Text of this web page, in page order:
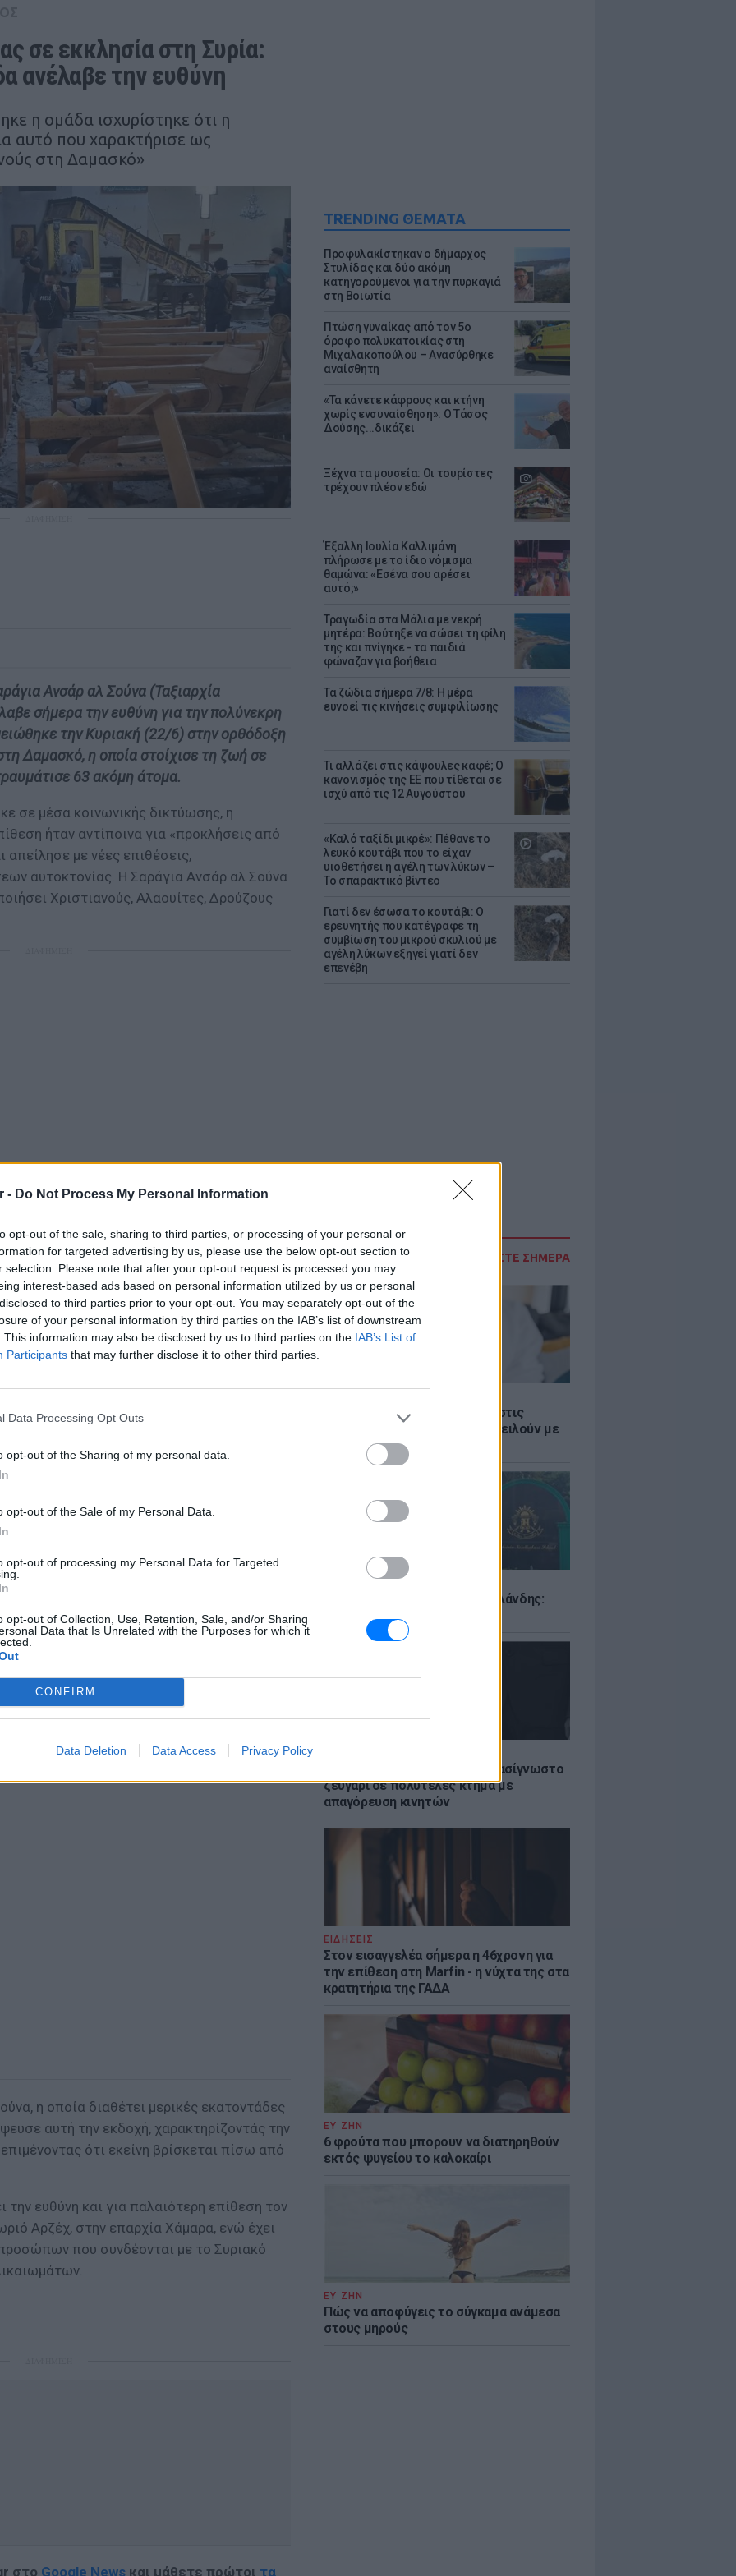
- Do Not Process My Personal Information
opt-out of the sale, sharing to third parties, or processing of your personal or
for targeted advertising by us, please use the below opt-out section to
selection. Please note that after your opt-out request is processed you may
interest-based ads based on personal information utilized by us or personal
to third parties prior to your opt-out. You may separately opt-out of the
of your personal information by third parties on the IAB’s list of downstream
This information may also be disclosed by us to third parties on the IAB’s List of
Participants that may further disclose it to other third parties.
Data Processing Opt Outs
opt-out of the Sharing of my personal data.
opt-out of the Sale of my Personal Data.
opt-out of processing my Personal Data for Targeted
opt-out of Collection, Use, Retention, Sale, and/or Sharing
Data that Is Unrelated with the Purposes for which it
CONFIRM
Data Deletion Data Access Privacy Policy
TRENDING ΘΕΜΑΤΑ
Προφυλακίστηκαν ο δήμαρχος
Στυλίδας και δύο ακόμη
κατηγορούμενοι για την πυρκαγιά
στη Βοιωτία
Πτώση γυναίκας από τον 5ο
όροφο πολυκατοικίας στη
Μιχαλακοπούλου – Ανασύρθηκε
αναίσθητη
«Τα κάνετε κάφρους και κτήνη
χωρίς ενσυναίσθηση»: Ο Τάσος
Δούσης...δικάζει
Ξέχνα τα μουσεία: Οι τουρίστες
τρέχουν πλέον εδώ
Έξαλλη Ιουλία Καλλιμάνη
πλήρωσε με το ίδιο νόμισμα
θαμώνα: «Εσένα σου αρέσει
αυτό;»
Τραγωδία στα Μάλια με νεκρή
μητέρα: Βούτηξε να σώσει τη φίλη
της και πνίγηκε - τα παιδιά
φώναζαν για βοήθεια
Τα ζώδια σήμερα 7/8: Η μέρα
ευνοεί τις κινήσεις συμφιλίωσης
Τι αλλάζει στις κάψουλες καφέ; Ο
κανονισμός της ΕΕ που τίθεται σε
ισχύ από τις 12 Αυγούστου
«Καλό ταξίδι μικρέ»: Πέθανε το
λευκό κουτάβι που το είχαν
υιοθετήσει η αγέλη των λύκων –
Το σπαρακτικό βίντεο
Γιατί δεν έσωσα το κουτάβι: Ο
ερευνητής που κατέγραφε τη
συμβίωση του μικρού σκυλιού με
αγέλη λύκων εξηγεί γιατί δεν
επενέβη
ΔΙΑΒΑΣΤΕ ΣΗΜΕΡΑ
Γονικές παροχές: Οι παγίδες στις
μεταφορές χρημάτων που απειλούν με
ΕΙΔΗΣΕΙΣ
Μακελειό σε σχολείο της Ταϊλάνδης:
Μαθητής άνοιξε πυρ
Μυστική γαμήλια γιορτή για πασίγνωστο
ζευγάρι σε πολυτελές κτήμα με
απαγόρευση κινητών
ΕΙΔΗΣΕΙΣ
Στον εισαγγελέα σήμερα η 46χρονη για
την επίθεση στη Marfin - η νύχτα της στα
κρατητήρια της ΓΑΔΑ
ΕΥ ΖΗΝ
6 φρούτα που μπορουν να διατηρηθούν
εκτός ψυγείου το καλοκαίρι
ΕΥ ΖΗΝ
Πώς να αποφύγεις το σύγκαμα ανάμεσα
στους μηρούς
σε εκκλησία στη Συρία:
ανέλαβε την ευθύνη
η ομάδα ισχυρίστηκε ότι η
αυτό που χαρακτήρισε ως
στη Δαμασκό»
Ανσάρ αλ Σούνα (Ταξιαρχία
σήμερα την ευθύνη για την πολύνεκρη
την Κυριακή (22/6) στην ορθόδοξη
Δαμασκό, η οποία στοίχισε τη ζωή σε
63 ακόμη άτομα.
σε μέσα κοινωνικής δικτύωσης, η
ήταν αντίποινα για «προκλήσεις από
με νέες επιθέσεις,
αυτοκτονίας. Η Σαράγια Ανσάρ αλ Σούνα
Χριστιανούς, Αλαουίτες, Δρούζους
Άχμαντ αλ Σάρα, καταδίκασε την
και δεσμεύτηκε ότι οι υπεύθυνοι
the destruction inside Mar Elias
of
https://t.co/IWHFGgoYyg
June 22, 2025
αρχικά αποδοθεί από τις ισλαμιστικές
με τις αρχές να ανακοινώνουν τη
ευρείας επιχείρησης ασφαλείας. Ο
δήλωσε ότι πραγματοποιήθηκε
δρουν πυρήνες της τρομοκρατικής
πρόσθεσε πως οι έρευνες συνεχίζονται
η οποία διαθέτει μερικές εκατοντάδες
αυτή την εκδοχή, χαρακτηρίζοντάς την
ότι εκείνη βρίσκεται πίσω από
την ευθύνη και για παλαιότερη επίθεση τον
Αρζέχ, στην επαρχία Χάμαρα, ενώ έχει
που συνδέονται με το Συριακό
στο Google News και μάθετε πρώτοι τα